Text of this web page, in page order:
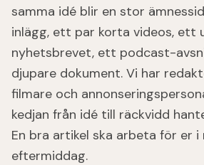
samma idé blir en stor
inlägg, ett par korta videos, ett
nyhetsbrevet, ett podcast-
djupare dokument. Vi har
filmare och
kedjan från idé till räckvidd
En bra artikel ska arbeta för er i
eftermiddag.